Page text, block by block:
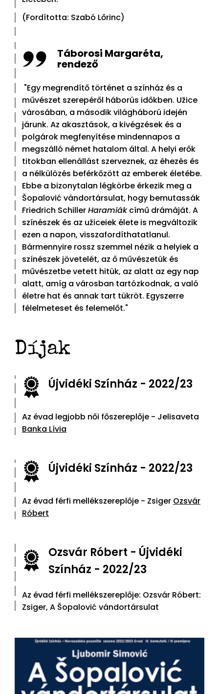
(Fordította: Szabó Lőrinc)
Táborosi Margaréta,
rendező
"Egy megrendítő történet a színház és a
művészet szerepéről háborús időkben. Užice
városában, a második világháború idején
járunk. Az akasztások, a kivégzések és a
polgárok megfenyítése mindennapos a
megszálló német hatalom által. A helyi erők
titokban ellenállást szerveznek, az éhezés és
a nélkülözés beférkőzött az emberek életébe.
Ebbe a bizonytalan légkörbe érkezik meg a
Šopalović vándortársulat, hogy bemutassák
Friedrich SchillerHaramiákcímű drámáját. A
színészek és az užiceiek élete is megváltozik
ezen a napon, visszafordíthatatlanul.
Bármennyire rossz szemmel nézik a helyiek a
színészek jövetelét, az ő művészetük és
művészetbe vetett hitük, az alatt az egy nap
alatt, amíg a városban tartózkodnak, a való
életre hat és annak tart tükröt. Egyszerre
félelmeteset és felemelőt."
Díjak
Újvidéki Színház - 2022/23
Az évad legjobb női főszereplője - Jelisaveta
Banka Lívia
Újvidéki Színház - 2022/23
Az évad férfi mellékszereplője - Zsiger Ozsvár
Róbert
Ozsvár Róbert - Újvidéki
Színház - 2022/23
Az évad férfi mellékszereplője: Ozsvár Róbert:
Zsiger, A Šopalović vándortársulat